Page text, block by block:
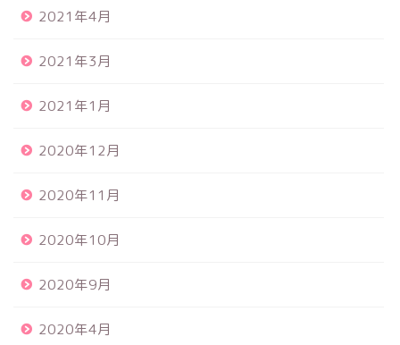
2021年4月
2021年3月
2021年1月
2020年12月
2020年11月
2020年10月
2020年9月
2020年4月